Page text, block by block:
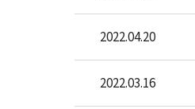
2022.04.20
2022.03.16